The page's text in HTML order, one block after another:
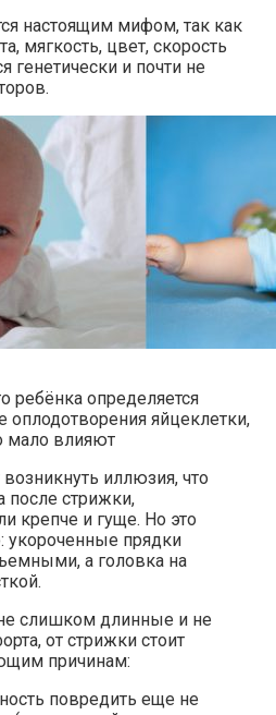
настоящим мифом, так как
мягкость, цвет, скорость
генетически и почти не
ребёнка определяется
оплодотворения яйцеклетки,
мало влияют
иллюзия, что
после стрижки,
крепче и гуще. Но это
укороченные прядки
а головка на
слишком длинные и не
от стрижки стоит
причинам:
повредить еще не